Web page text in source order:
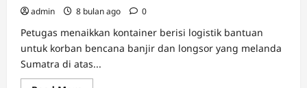
admin 8 bulan ago 0
Petugas menaikkan kontainer berisi logistik bantuan
untuk korban bencana banjir dan longsor yang melanda
Sumatra di atas...